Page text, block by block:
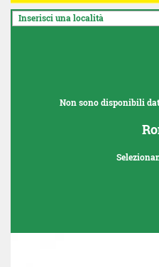
Inserisci una località
Non sono disponibili